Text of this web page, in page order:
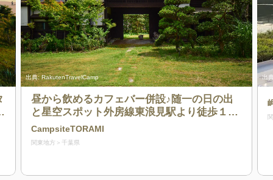
出典:RakutenTravelCamp
昼から飲めるカフェバー併設♪随一の日の出
と星空スポット外房線東浪見駅より徒歩１
分！日本一駅近な有形文化財の庭園キャン
プ！
CampsiteTORAMI
関東地方 千葉県
出